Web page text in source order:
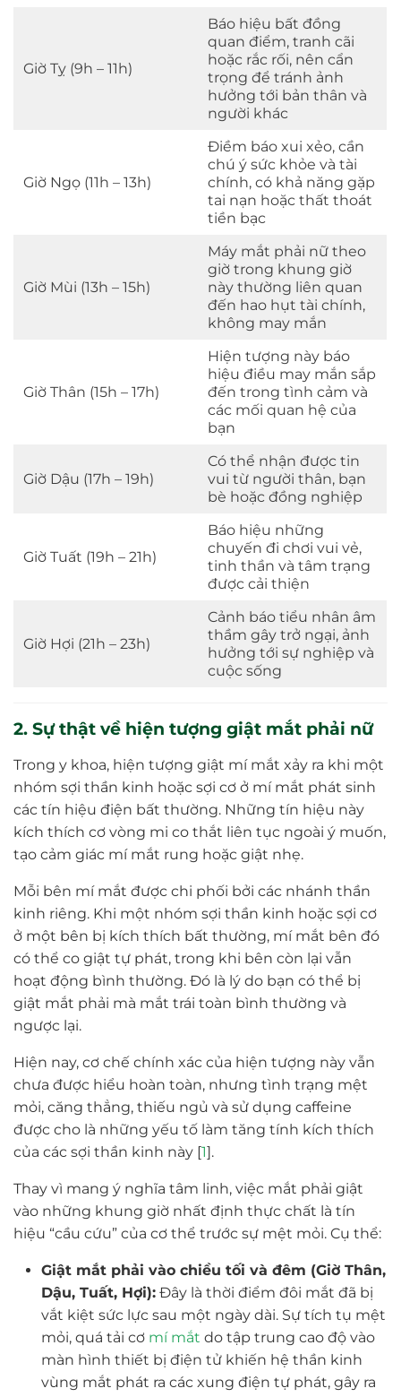
Giờ Tỵ (9h – 11h)
Báo hiệu bất đồng
quan điểm, tranh cãi
hoặc rắc rối, nên cẩn
trọng để tránh ảnh
hưởng tới bản thân và
người khác
Giờ Ngọ (11h – 13h)
Điềm báo xui xẻo, cần
chú ý sức khỏe và tài
chính, có khả năng gặp
tai nạn hoặc thất thoát
tiền bạc
Giờ Mùi (13h – 15h)
Máy mắt phải nữ theo
giờ trong khung giờ
này thường liên quan
đến hao hụt tài chính,
không may mắn
Giờ Thân (15h – 17h)
Hiện tượng này báo
hiệu điều may mắn sắp
đến trong tình cảm và
các mối quan hệ của
bạn
Giờ Dậu (17h – 19h)
Có thể nhận được tin
vui từ người thân, bạn
bè hoặc đồng nghiệp
Giờ Tuất (19h – 21h)
Báo hiệu những
chuyến đi chơi vui vẻ,
tinh thần và tâm trạng
được cải thiện
Giờ Hợi (21h – 23h)
Cảnh báo tiểu nhân âm
thầm gây trở ngại, ảnh
hưởng tới sự nghiệp và
cuộc sống
2. Sự thật về hiện tượng giật mắt phải nữ
Trong y khoa, hiện tượng giật mí mắt xảy ra khi một
nhóm sợi thần kinh hoặc sợi cơ ở mí mắt phát sinh
các tín hiệu điện bất thường. Những tín hiệu này
kích thích cơ vòng mi co thắt liên tục ngoài ý muốn,
tạo cảm giác mí mắt rung hoặc giật nhẹ.
Mỗi bên mí mắt được chi phối bởi các nhánh thần
kinh riêng. Khi một nhóm sợi thần kinh hoặc sợi cơ
ở một bên bị kích thích bất thường, mí mắt bên đó
có thể co giật tự phát, trong khi bên còn lại vẫn
hoạt động bình thường. Đó là lý do bạn có thể bị
giật mắt phải mà mắt trái toàn bình thường và
ngược lại.
Hiện nay, cơ chế chính xác của hiện tượng này vẫn
chưa được hiểu hoàn toàn, nhưng tình trạng mệt
mỏi, căng thẳng, thiếu ngủ và sử dụng caffeine
được cho là những yếu tố làm tăng tính kích thích
của các sợi thần kinh này [1].
Thay vì mang ý nghĩa tâm linh, việc mắt phải giật
vào những khung giờ nhất định thực chất là tín
hiệu “cầu cứu” của cơ thể trước sự mệt mỏi. Cụ thể:
Giật mắt phải vào chiều tối và đêm (Giờ Thân,
Dậu, Tuất, Hợi):Đây là thời điểm đôi mắt đã bị
vắt kiệt sức lực sau một ngày dài. Sự tích tụ mệt
mỏi, quá tải cơ mí mắt do tập trung cao độ vào
màn hình thiết bị điện tử khiến hệ thần kinh
vùng mắt phát ra các xung điện tự phát, gây ra